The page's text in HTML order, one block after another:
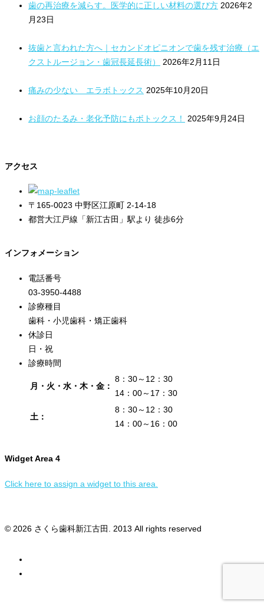
歯の再治療を減らす。医学的に正しい材料の選び方 2026年2
月23日
抜歯と言われた方へ｜セカンドオピニオンで歯を残す治療（エ
クストルージョン・歯冠長延長術）
2026年2月11日
痛みの少ない エラボトックス 2025年10月20日
お顔のたるみ・老化予防にもボトックス！ 2025年9月24日
アクセス
〒165-0023 中野区江原町 2-14-18
都営大江戸線「新江古田」駅より 徒歩6分
インフォメーション
電話番号
03-3950-4488
診療種目
歯科・小児歯科・矯正歯科
休診日
日・祝
診療時間
月・火・水・木・金：
8：30～12：30
14：00～17：30
土：
8：30～12：30
14：00～16：00
Widget Area 4
Click here to assign a widget to this area.
© 2026 さくら歯科新江古田. 2013 All rights reserved